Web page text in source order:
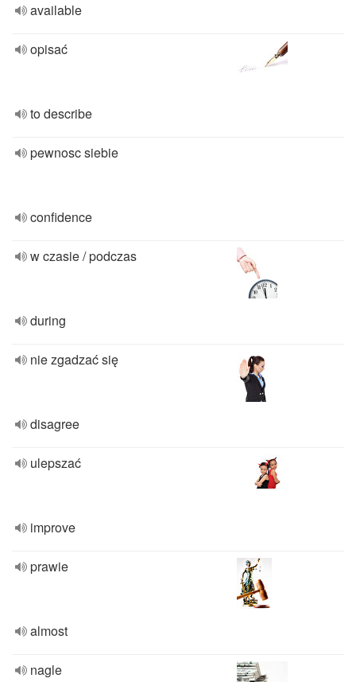
available
opisać
to describe
pewnosc siebie
confidence
w czasie / podczas
during
nie zgadzać się
disagree
ulepszać
improve
prawie
almost
nagle